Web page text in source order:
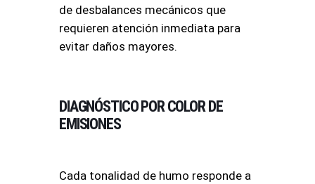
de desbalances mecánicos que
requieren atención inmediata para
evitar daños mayores.
DIAGNÓSTICO POR COLOR DE
EMISIONES
Cada tonalidad de humo responde a